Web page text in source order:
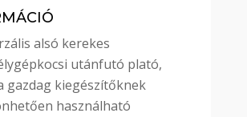
alsó kerekes
utánfutó plató,
gazdag kiegészítőknek
használható